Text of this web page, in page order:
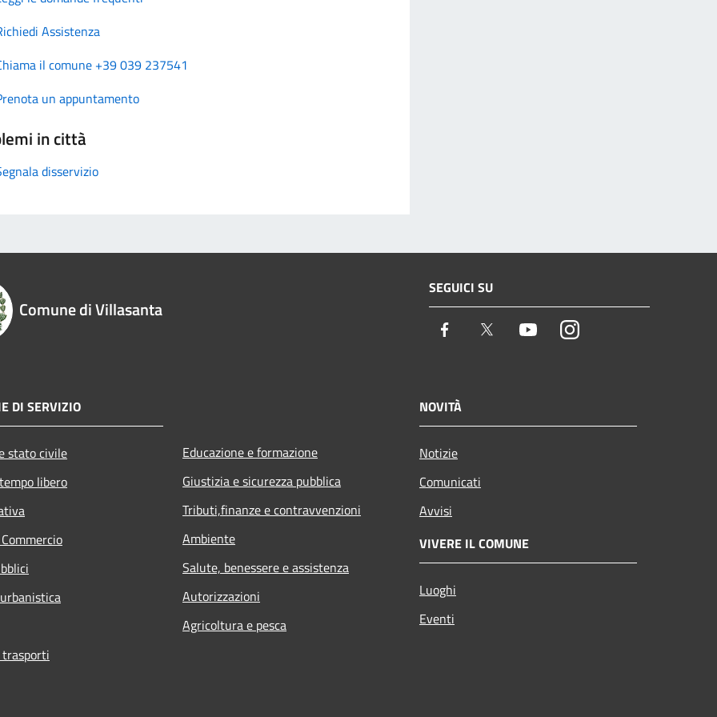
Assistenza
il comune +39 039 237541
un appuntamento
in città
disservizio
Comune di Villasanta
SEGUICI SU
Facebook Twitter YoutubeInstagram
DI SERVIZIO
stato civile
libero
Educazione e formazione
Giustizia e sicurezza pubblica
Tributi,finanze e contravvenzioni
Ambiente
Salute, benessere e assistenza
Autorizzazioni
Agricoltura e pesca
NOVITÀ
Notizie
Comunicati
Avvisi
VIVERE IL COMUNE
Luoghi
Eventi